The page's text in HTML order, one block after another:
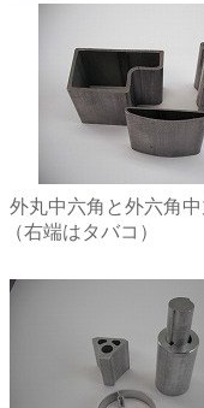
外丸中六角と外六
（右端はタ